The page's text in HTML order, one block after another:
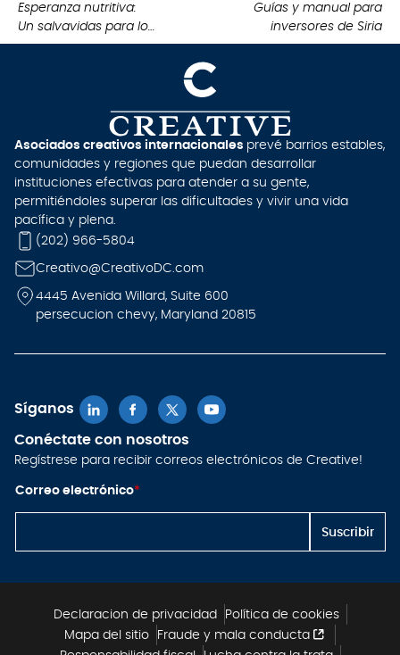
a
la
Esperanza nutritiva:
Un salvavidas para los
niños de Gaza.
a
la
Guías y manual para
inversores de Siria.
Asociados creativos internacionales prevé barrios estables,
comunidades y regiones que puedan desarrollar
instituciones efectivas para atender a su gente,
permitiéndoles superar las dificultades y vivir una vida
pacífica y plena.
(202) 966-5804
Creativo@CreativoDC.com
4445 Avenida Willard, Suite 600
persecucion chevy, Maryland 20815
Síganos
Conéctate con nosotros
Regístrese para recibir correos electrónicos de Creative!
C
e
e
Correo electrónico*
Suscribir
Declaracion de privacidad
Política de cookies
Mapa del sitio
Fraude y mala conducta